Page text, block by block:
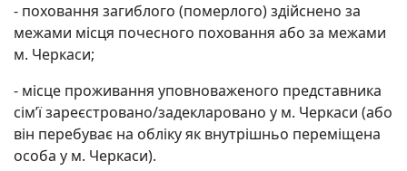
- поховання загиблого (померлого) здійснено за
межами місця почесного поховання або за межами
м. Черкаси;
- місце проживання уповноваженого представника
сім’ї зареєстровано/задекларовано у м. Черкаси (або
він перебуває на обліку як внутрішньо переміщена
особа у м. Черкаси).